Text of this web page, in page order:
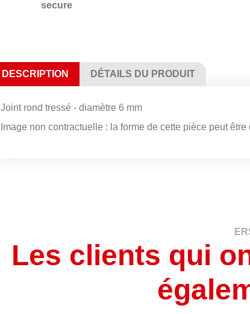
secure
DESCRIPTION DÉTAILS DU PRODUIT
Joint rond tressé - diamètre 6 mm
Image non contractuelle : la forme de cette pièce peut
Les clients qui